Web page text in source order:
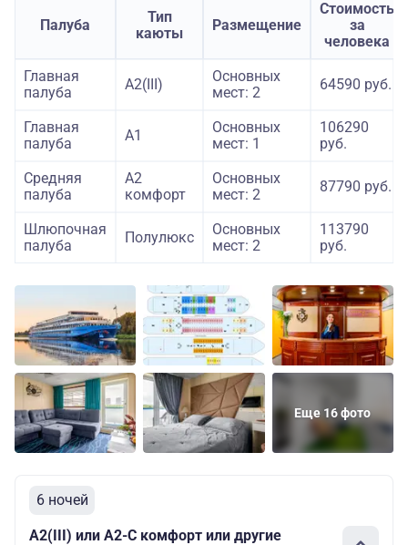
Палуба
Тип
каюты
Размещение
Стоимость
за
человека
Главная
палуба
А2(III)
Основных
мест: 2
64590 руб.
Главная
палуба
А1
Основных
мест: 1
106290
руб.
Средняя
палуба
А2
комфорт
Основных
мест: 2
87790 руб.
Шлюпочная
палуба
Полулюкс
Основных
мест: 2
113790
руб.
Еще 16 фото
6 ночей
А2(III) или А2-С комфорт или другие